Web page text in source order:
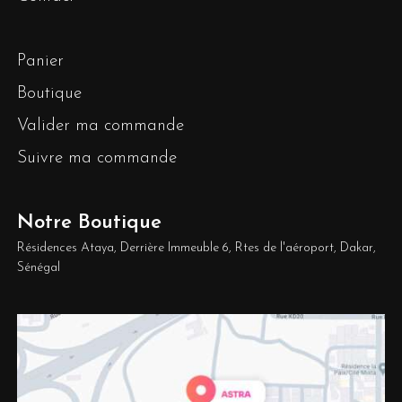
Panier
Boutique
Valider ma commande
Suivre ma commande
Notre Boutique
Résidences Ataya, Derrière Immeuble 6, Rtes de l'aéroport, Dakar,
Sénégal